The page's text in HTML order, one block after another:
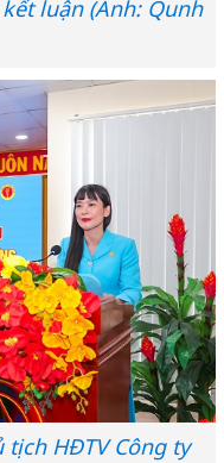
luận (Ảnh: Qunh
tịch HĐTV Công ty